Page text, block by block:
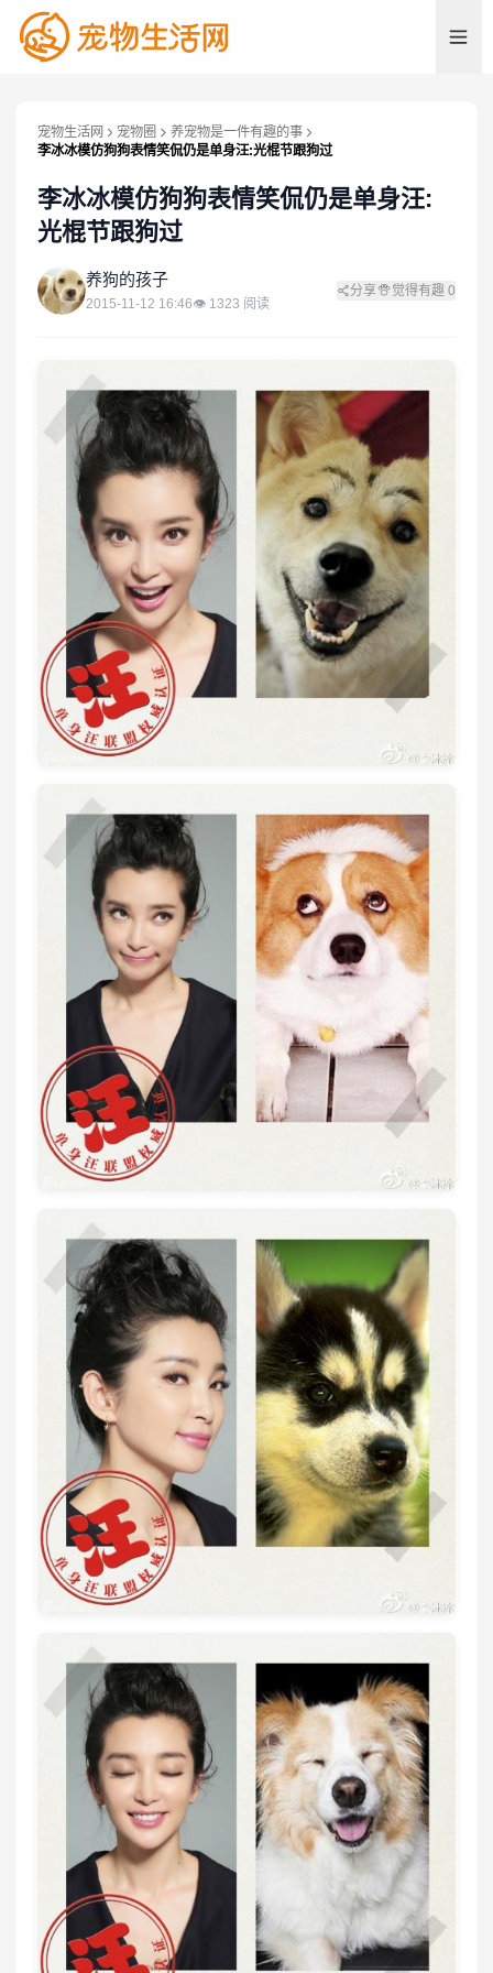
宠物生活网 宠物圈
养宠物是一件有趣的事
李冰冰模仿狗狗表情笑侃仍是单身汪:光棍节跟狗过
李冰冰模仿狗狗表情笑侃仍是单身汪:
光棍节跟狗过
养 养狗的孩子
2015-11-12 16:46👁 1323 阅读
分享 觉得有趣 0